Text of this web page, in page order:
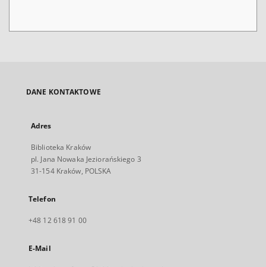
DANE KONTAKTOWE
Adres
Biblioteka Kraków
pl. Jana Nowaka Jeziorańskiego 3
31-154 Kraków, POLSKA
Telefon
+48 12 618 91 00
E-Mail